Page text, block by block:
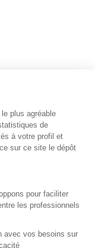
plus agréable
de
à votre profil et
sur ce site le dépôt
pour faciliter
les professionnels
avec vos besoins sur